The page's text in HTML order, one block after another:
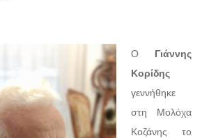
Ο Γιάννης
Κορίδης
γεννήθηκε
στη Μολόχα
Κοζάνης το